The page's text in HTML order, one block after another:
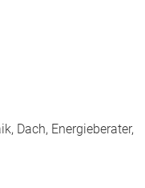
Dach, Energieberater,